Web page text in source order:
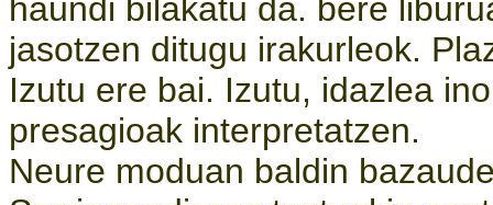
haundi bilakatu da. bere
jasotzen ditugu irakurleok.
Izutu ere bai. Izutu, idazlea
presagioak interpretatzen.
Neure moduan baldin